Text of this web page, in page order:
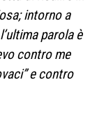
intorno a
parola è
contro me
e contro